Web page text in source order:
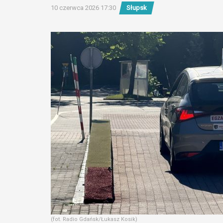
10 czerwca 2026 17:30 Słupsk
(fot. Radio Gdańsk/Łukasz Kosik)